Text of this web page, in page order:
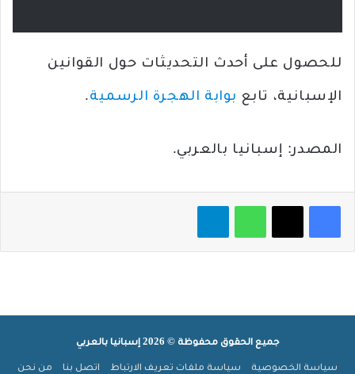
للحصول على أحدث التحديثات حول القوانين
الإسبانية، تابع بوابة الهجرة الرسمية.
المصدر: إسبانيا بالعربي.
فيسبوك‫X واتساب تيلقرام
جميع الحقوق محفوظة © 2026 إسبانيا بالعربي
سياسة الخصوصية سياسة ملفات تعريف الارتباط اتصل بنا من نحن